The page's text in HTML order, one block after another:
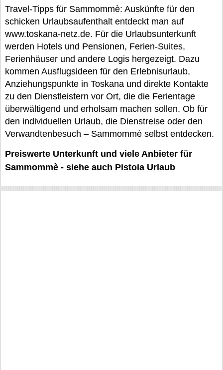
Travel-Tipps für Sammommè: Auskünfte für den
schicken Urlaubsaufenthalt entdeckt man auf
www.toskana-netz.de. Für die Urlaubsunterkunft
werden Hotels und Pensionen, Ferien-Suites,
Ferienhäuser und andere Logis hergezeigt. Dazu
kommen Ausflugsideen für den Erlebnisurlaub,
Anziehungspunkte in Toskana und direkte Kontakte
zu den Dienstleistern vor Ort, die die Ferientage
überwältigend und erholsam machen sollen. Ob für
den individuellen Urlaub, die Dienstreise oder den
Verwandtenbesuch – Sammommè selbst entdecken.
Preiswerte Unterkunft und viele Anbieter für
Sammommè - siehe auch Pistoia Urlaub